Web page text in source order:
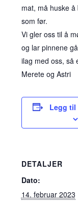
mat, må huske
som før.
Vi gler oss til å
og lar pinnene
ilag med oss, så
Merete og Astri
Legg til
DETALJER
Dato:
14. februar 2023